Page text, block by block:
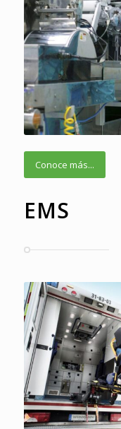
Conoce más...
EMS